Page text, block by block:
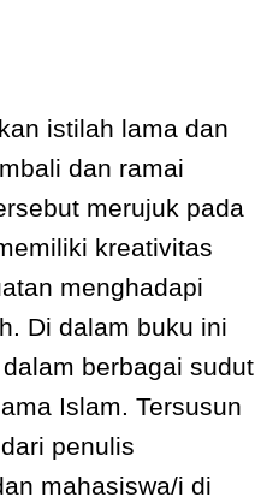
istilah lama dan
dan ramai
merujuk pada
kreativitas
menghadapi
Di dalam buku ini
berbagai sudut
Islam. Tersusun
penulis
mahasiswa/i di